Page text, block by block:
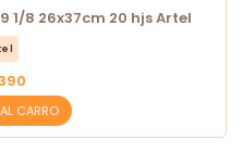
1/8 26x37cm 20 hjs Artel
CARRO